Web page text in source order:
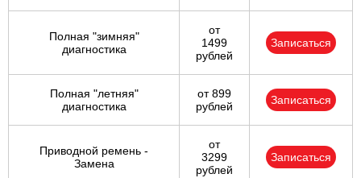
Полная "зимняя"
диагностика
от
1499
рублей
Записаться
Полная "летняя"
диагностика
от 899
рублей
Записаться
Приводной ремень -
Замена
от
3299
рублей
Записаться